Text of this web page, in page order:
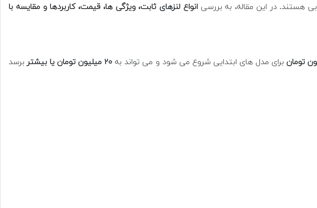
هستند. در این مقاله، به بررسیانواع لنزهای ثابت، ویژگی ها، قیمت، کاربردها و مقایسه با
برای مدل های ابتدایی شروع می شود و می تواند به ۲۰ میلیون تومان یا بیشتر
برسد